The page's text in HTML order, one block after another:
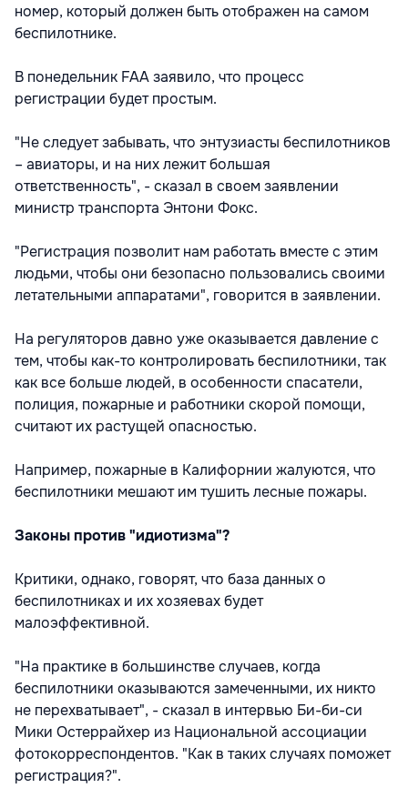
номер, который должен быть отображен на самом
беспилотнике.
В понедельник FAA заявило, что процесс
регистрации будет простым.
"Не следует забывать, что энтузиасты беспилотников
– авиаторы, и на них лежит большая
ответственность", - сказал в своем заявлении
министр транспорта Энтони Фокс.
"Регистрация позволит нам работать вместе с этим
людьми, чтобы они безопасно пользовались своими
летательными аппаратами", говорится в заявлении.
На регуляторов давно уже оказывается давление с
тем, чтобы как-то контролировать беспилотники, так
как все больше людей, в особенности спасатели,
полиция, пожарные и работники скорой помощи,
считают их растущей опасностью.
Например, пожарные в Калифорнии жалуются, что
беспилотники мешают им тушить лесные пожары.
Законы против "идиотизма"?
Критики, однако, говорят, что база данных о
беспилотниках и их хозяевах будет
малоэффективной.
"На практике в большинстве случаев, когда
беспилотники оказываются замеченными, их никто
не перехватывает", - сказал в интервью Би-би-си
Мики Остеррайхер из Национальной ассоциации
фотокорреспондентов. "Как в таких случаях поможет
регистрация?".